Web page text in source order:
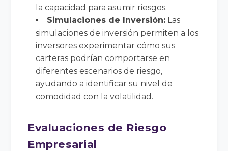
la capacidad para asumir riesgos.
Simulaciones de Inversión: Las
simulaciones de inversión permiten a los
inversores experimentar cómo sus
carteras podrían comportarse en
diferentes escenarios de riesgo,
ayudando a identificar su nivel de
comodidad con la volatilidad.
Evaluaciones de Riesgo
Empresarial